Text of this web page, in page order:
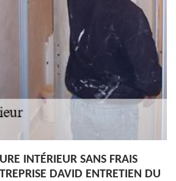
INTÉRIEUR SANS FRAIS
DAVID ENTRETIEN DU